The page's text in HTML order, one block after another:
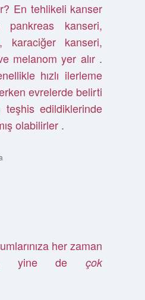
En tehlikeli kanser
pankreas kanseri,
karaciğer kanseri,
melanom yer alır .
hızlı ilerleme
evrelerde belirti
teşhis edildiklerinde
olabilirler .
her zaman
yine deçok